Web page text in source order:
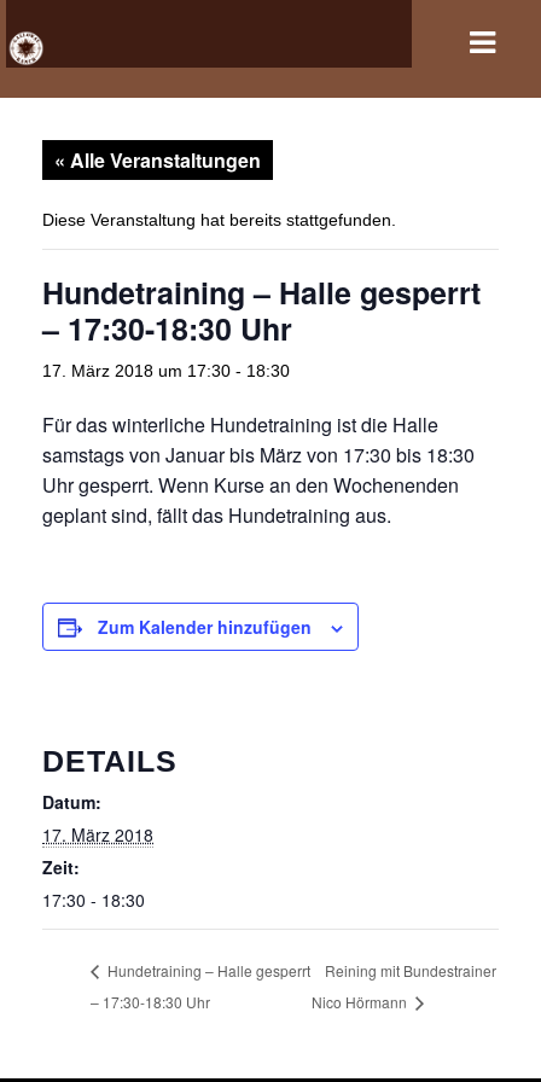
HOME
VERANSTALTUNGEN
REITANLAGE
GASTBOXEN UND PENSION
DER VEREIN
KONTAKT
« Alle Veranstaltungen
Diese Veranstaltung hat bereits stattgefunden.
Hundetraining – Halle gesperrt
– 17:30-18:30 Uhr
17. März 2018 um 17:30 - 18:30
Für das winterliche Hundetraining ist die Halle
samstags von Januar bis März von 17:30 bis 18:30
Uhr gesperrt. Wenn Kurse an den Wochenenden
geplant sind, fällt das Hundetraining aus.
Zum Kalender hinzufügen
DETAILS
Datum:
17. März 2018
Zeit:
17:30 - 18:30
Hundetraining – Halle gesperrt
– 17:30-18:30 Uhr
Reining mit Bundestrainer
Nico Hörmann